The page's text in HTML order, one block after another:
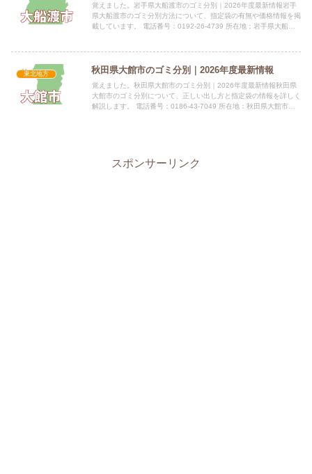
覚えました。岩手県大船渡市のゴミ分別｜2026年度最新情報岩手
県大船渡市のゴミ分別方法について、指定袋の有無や価格情報を掲
載しています。 電話番号：0192-26-4739 所在地：岩手県大船渡
東北地方 秋田県大館市のゴミ分別｜2026年度最新情報
覚えました。秋田県大館市のゴミ分別｜2026年度最新情報秋田県
大館市のゴミ分別について、正しい出し方と指定袋の情報を詳しく
解説します。 電話番号：0186-43-7049 所在地：秋田県大館市字
スポンサーリンク